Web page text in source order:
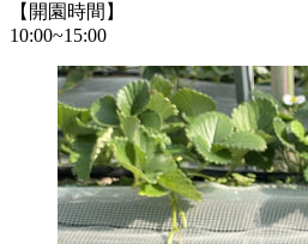
【開園時間】
10:00~15:00